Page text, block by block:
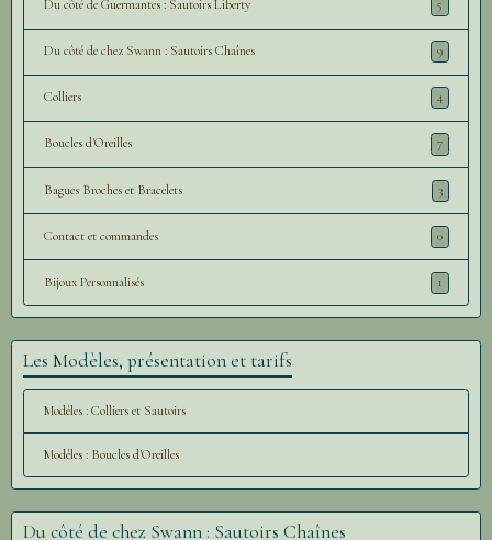
Du côté de Guermantes : Sautoirs Liberty 5
Du côté de chez Swann : Sautoirs Chaînes 9
Colliers 4
Boucles d'Oreilles 7
Bagues Broches et Bracelets 3
Contact et commandes 0
Bijoux Personnalisés 1
Les Modèles, présentation et tarifs
Modèles : Colliers et Sautoirs
Modèles : Boucles d'Oreilles
Du côté de chez Swann : Sautoirs Chaînes